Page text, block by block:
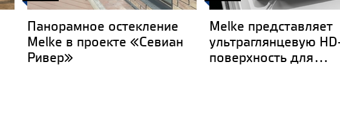
Панорамное остекление
Melke в проекте «Севиан
Ривер»
Melke представляет
ультраглянцевую
поверхность для...